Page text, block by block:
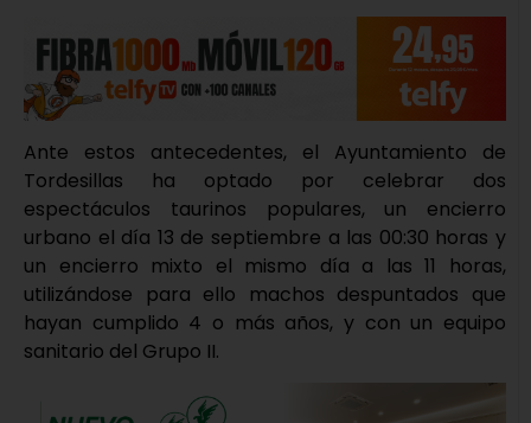
Ante estos antecedentes, el Ayuntamiento de
Tordesillas ha optado por celebrar dos
espectáculos taurinos populares, un encierro
urbano el día 13 de septiembre a las 00:30 horas y
un encierro mixto el mismo día a las 11 horas,
utilizándose para ello machos despuntados que
hayan cumplido 4 o más años, y con un equipo
sanitario del Grupo II.